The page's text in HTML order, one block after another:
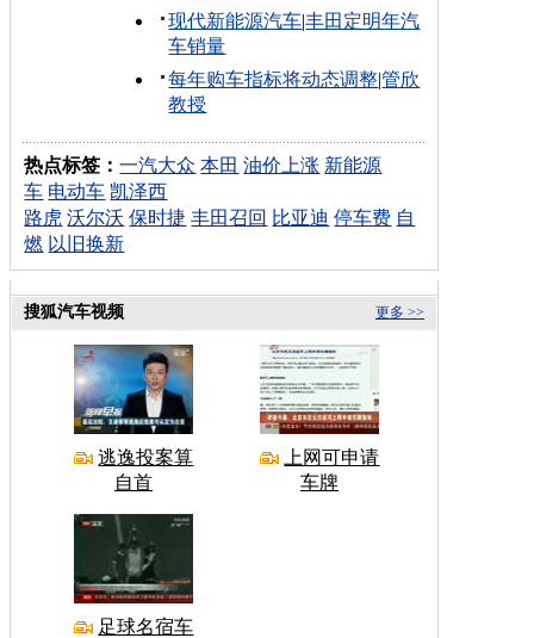
现代新能源汽车|丰田定明年汽
车销量
每年购车指标将动态调整|管欣
教授
热点标签：一汽大众 本田 油价上涨 新能源
车 电动车 凯泽西
路虎 沃尔沃 保时捷 丰田召回 比亚迪 停车费 自
燃 以旧换新
更多 >>
搜狐汽车视频
逃逸投案算
自首
上网可申请
车牌
足球名宿车